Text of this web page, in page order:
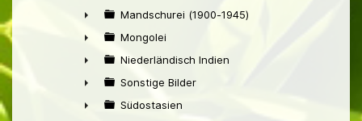
►
►
Mandschurei (1900-1945)
►
Mongolei
►
Niederländisch Indien
►
Sonstige Bilder
Südostasien